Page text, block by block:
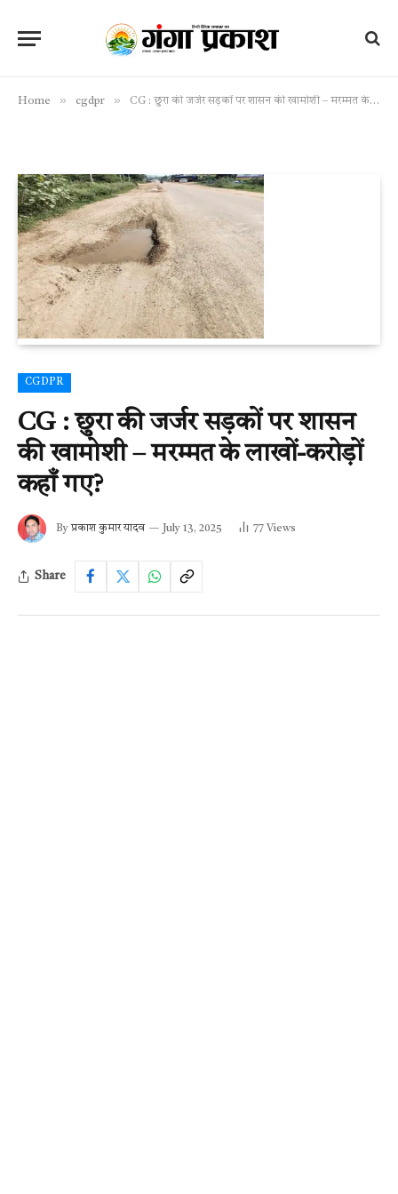
Home » cgdpr » CG : छुरा की जर्जर सड़कों पर शासन की खामोशी – मरम्मत के लाखों-करोड़ों कहाँ गए?
CGDPR
CG : छुरा की जर्जर सड़कों पर शासन
की खामोशी – मरम्मत के लाखों-करोड़ों
कहाँ गए?
By प्रकाश कुमार यादव July 13, 2025 77 Views
Share